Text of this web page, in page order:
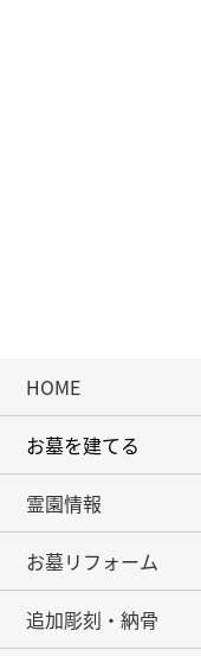
HOME
お墓を建てる
霊園情報
お墓リフォーム
追加彫刻・納骨